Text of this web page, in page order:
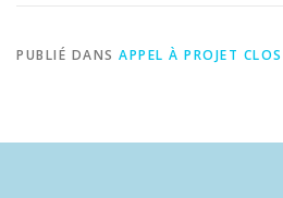
PUBLIÉ DANS APPEL À PROJET CLOS